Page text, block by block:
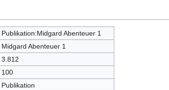
Publikation:Midgard Abenteuer 1
Midgard Abenteuer 1
3.812
100
Publikation